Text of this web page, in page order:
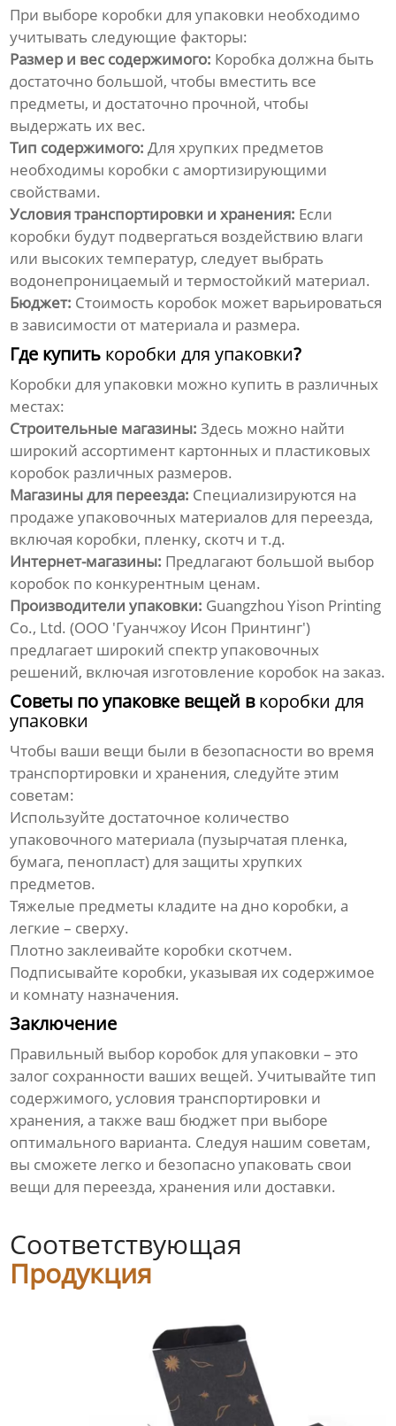
При выборе коробки для упаковки необходимо
учитывать следующие факторы:
Размер и вес содержимого: Коробка должна быть
достаточно большой, чтобы вместить все
предметы, и достаточно прочной, чтобы
выдержать их вес.
Тип содержимого: Для хрупких предметов
необходимы коробки с амортизирующими
свойствами.
Условия транспортировки и хранения: Если
коробки будут подвергаться воздействию влаги
или высоких температур, следует выбрать
водонепроницаемый и термостойкий материал.
Бюджет: Стоимость коробок может варьироваться
в зависимости от материала и размера.
Где купить коробки для упаковки?
Коробки для упаковки можно купить в различных
местах:
Строительные магазины: Здесь можно найти
широкий ассортимент картонных и пластиковых
коробок различных размеров.
Магазины для переезда: Специализируются на
продаже упаковочных материалов для переезда,
включая коробки, пленку, скотч и т.д.
Интернет-магазины: Предлагают большой выбор
коробок по конкурентным ценам.
Производители упаковки: Guangzhou Yison Printing
Co., Ltd. (ООО 'Гуанчжоу Исон Принтинг')
предлагает широкий спектр упаковочных
решений, включая изготовление коробок на заказ.
Советы по упаковке вещей вкоробки для
упаковки
Чтобы ваши вещи были в безопасности во время
транспортировки и хранения, следуйте этим
советам:
Используйте достаточное количество
упаковочного материала (пузырчатая пленка,
бумага, пенопласт) для защиты хрупких
предметов.
Тяжелые предметы кладите на дно коробки, а
легкие – сверху.
Плотно заклеивайте коробки скотчем.
Подписывайте коробки, указывая их содержимое
и комнату назначения.
Заключение
Правильный выбор коробок для упаковки – это
залог сохранности ваших вещей. Учитывайте тип
содержимого, условия транспортировки и
хранения, а также ваш бюджет при выборе
оптимального варианта. Следуя нашим советам,
вы сможете легко и безопасно упаковать свои
вещи для переезда, хранения или доставки.
Соответствующая
Продукция